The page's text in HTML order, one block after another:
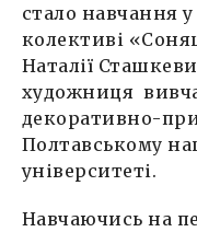
стало навчання
колективі
Наталії
художниця
декоративно-
Полтавському
університеті.
Навчаючись на